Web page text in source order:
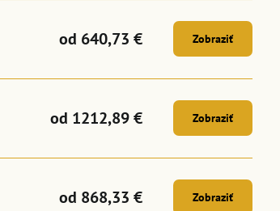
od 640,73 € Zobraziť
od 1212,89 € Zobraziť
od 868,33 € Zobraziť